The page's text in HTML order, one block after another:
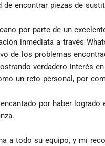
de encontrar piezas de
por parte de un
inmediata a través
de los problemas
verdadero interés
un reto personal, por
por haber
a todo su equipo, y mi